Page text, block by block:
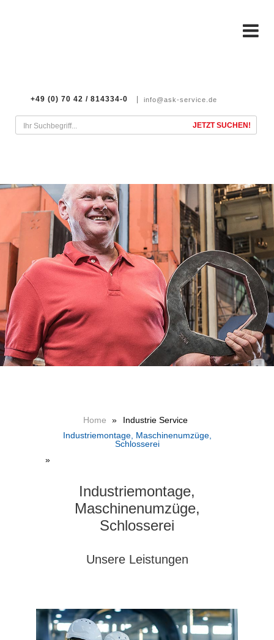
+49 (0) 70 42 / 814334-0 info@ask-service.de
Home Industrie Service
»
Industriemontage, Maschinenumzüge,
Schlosserei
»
Industriemontage,
Maschinenumzüge,
Schlosserei
Unsere Leistungen